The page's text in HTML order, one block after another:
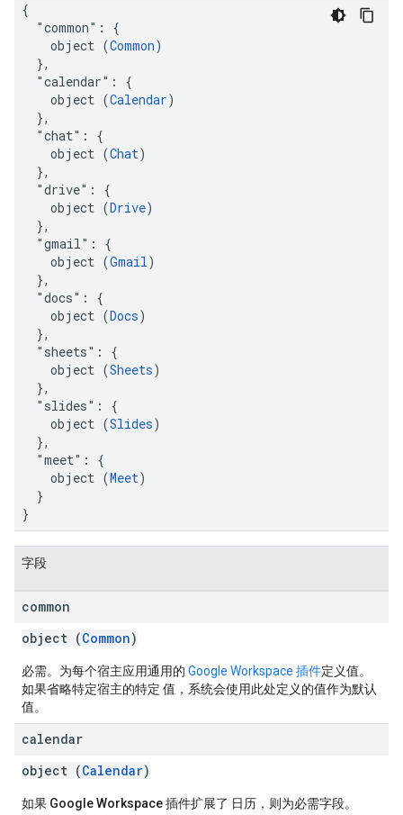
{
  "common": {
    object (
Common)
  },
  "calendar": {
    object (
Calendar)
  },
  "chat": {
    object (
Chat)
  },
  "drive": {
    object (
Drive)
  },
  "gmail": {
    object (
Gmail)
  },
  "docs": {
    object (
Docs)
  },
  "sheets": {
    object (
Sheets)
  },
  "slides": {
    object (
Slides)
  },
  "meet": {
    object (
Meet)
  }
}
字段
common
object (Common)
必需。 为每个宿主应用通用的 Google Workspace 插件定义值。
如果省略特定宿主的特定 值，系统会使用此处定义的值作为默认
值。
calendar
object (Calendar)
如果 Google Workspace 插件扩展了 日历 ，则为必需字段。